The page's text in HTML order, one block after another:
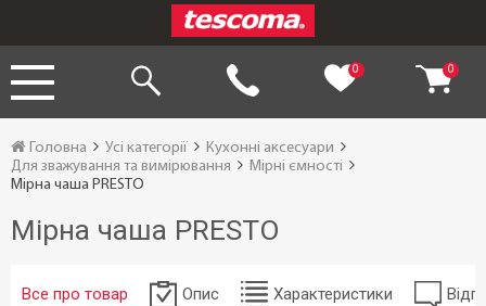
0 0
Головна Усі категорії
Кухонні аксесуари
Для зважування та вимірювання
Мірні ємності
Мірна чаша PRESTO
Мірна чаша PRESTO
Все про товар Опис Характеристики